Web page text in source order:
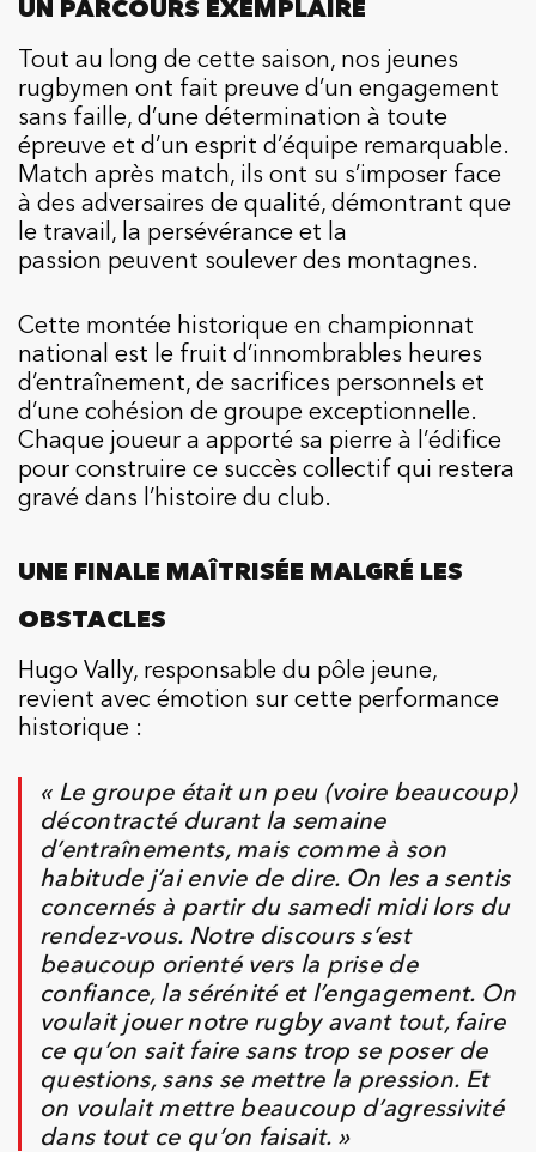
UN PARCOURS EXEMPLAIRE
Tout au long de cette saison, nos jeunes
rugbymen ont fait preuve d’un engagement
sans faille, d’une détermination à toute
épreuve et d’un esprit d’équipe remarquable.
Match après match, ils ont su s’imposer face
à des adversaires de qualité, démontrant que
le travail, la persévérance et la
passion peuvent soulever des montagnes.
Cette montée historique en championnat
national est le fruit d’innombrables heures
d’entraînement, de sacrifices personnels et
d’une cohésion de groupe exceptionnelle.
Chaque joueur a apporté sa pierre à l’édifice
pour construire ce succès collectif qui restera
gravé dans l’histoire du club.
UNE FINALE MAÎTRISÉE MALGRÉ LES
OBSTACLES
Hugo Vally, responsable du pôle jeune,
revient avec émotion sur cette performance
historique :
« Le groupe était un peu (voire beaucoup)
décontracté durant la semaine
d’entraînements, mais comme à son
habitude j’ai envie de dire. On les a sentis
concernés à partir du samedi midi lors du
rendez-vous. Notre discours s’est
beaucoup orienté vers la prise de
confiance, la sérénité et l’engagement. On
voulait jouer notre rugby avant tout, faire
ce qu’on sait faire sans trop se poser de
questions, sans se mettre la pression. Et
on voulait mettre beaucoup d’agressivité
dans tout ce qu’on faisait. »